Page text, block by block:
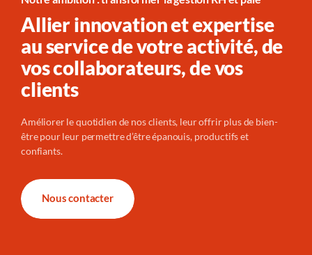
Allier innovation et expertise
au service de votre activité, de
vos collaborateurs, de vos
clients
Améliorer le quotidien de nos clients, leur offrir plus de bien-
être pour leur permettre d’être épanouis, productifs et
confiants.
Nous contacter